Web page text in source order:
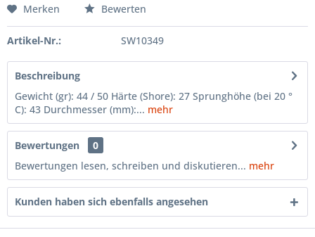
Merken Bewerten
Artikel-Nr.: SW10349
Beschreibung
Gewicht (gr): 44 / 50 Härte (Shore): 27 Sprunghöhe (bei 20 °
C): 43 Durchmesser (mm):... mehr
Bewertungen
0
Bewertungen lesen, schreiben und diskutieren... mehr
Kunden haben sich ebenfalls angesehen